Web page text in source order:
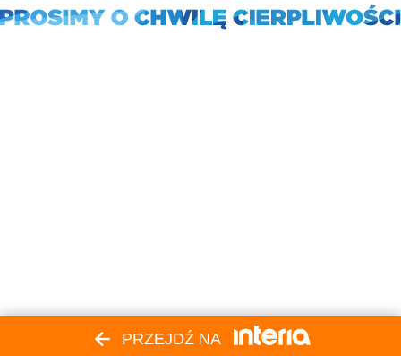
PRZEJDŹ NA